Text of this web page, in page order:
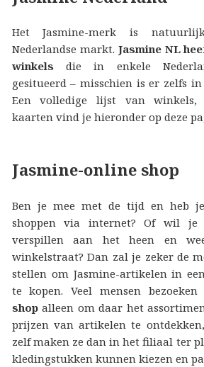
Het Jasmine-merk is
Nederlandse markt. Jasmine NL
winkels die in enkele
gesitueerd – misschien is er zelfs
Een volledige lijst van winkels,
kaarten vind je hieronder op deze
Jasmine-online shop
Ben je mee met de tijd en heb
shoppen via internet? Of wil je
verspillen aan het heen en
winkelstraat? Dan zal je zeker de
stellen om Jasmine-artikelen in
te kopen. Veel mensen
shopalleen om daar het
prijzen van artikelen te
zelf maken ze dan in het filiaal ter
kledingstukken kunnen kiezen en